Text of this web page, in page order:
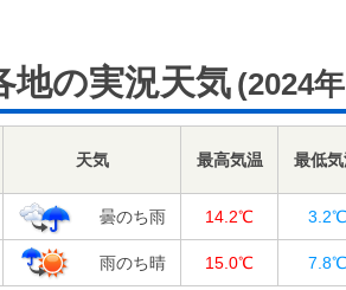
地の実況天気 (2024
天気 最高気温 最低
曇のち雨 14.2℃ 3.2℃
雨のち晴 15.0℃ 7.8℃